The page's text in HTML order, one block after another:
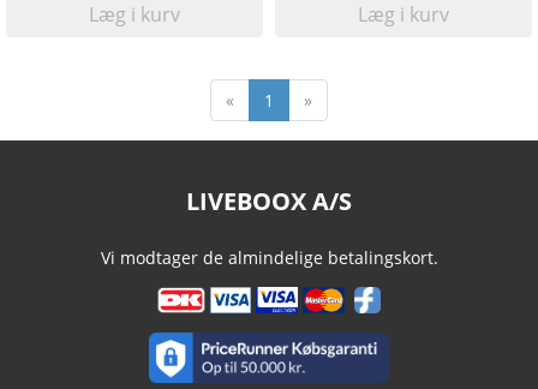
Læg i kurv Læg i kurv
« 1 »
LIVEBOOX A/S
Vi modtager de almindelige betalingskort.